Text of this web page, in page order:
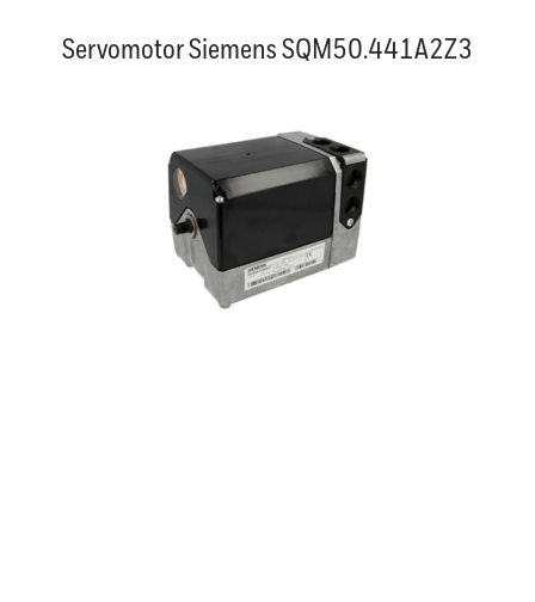
Servomotor Siemens SQM50.441A2Z3